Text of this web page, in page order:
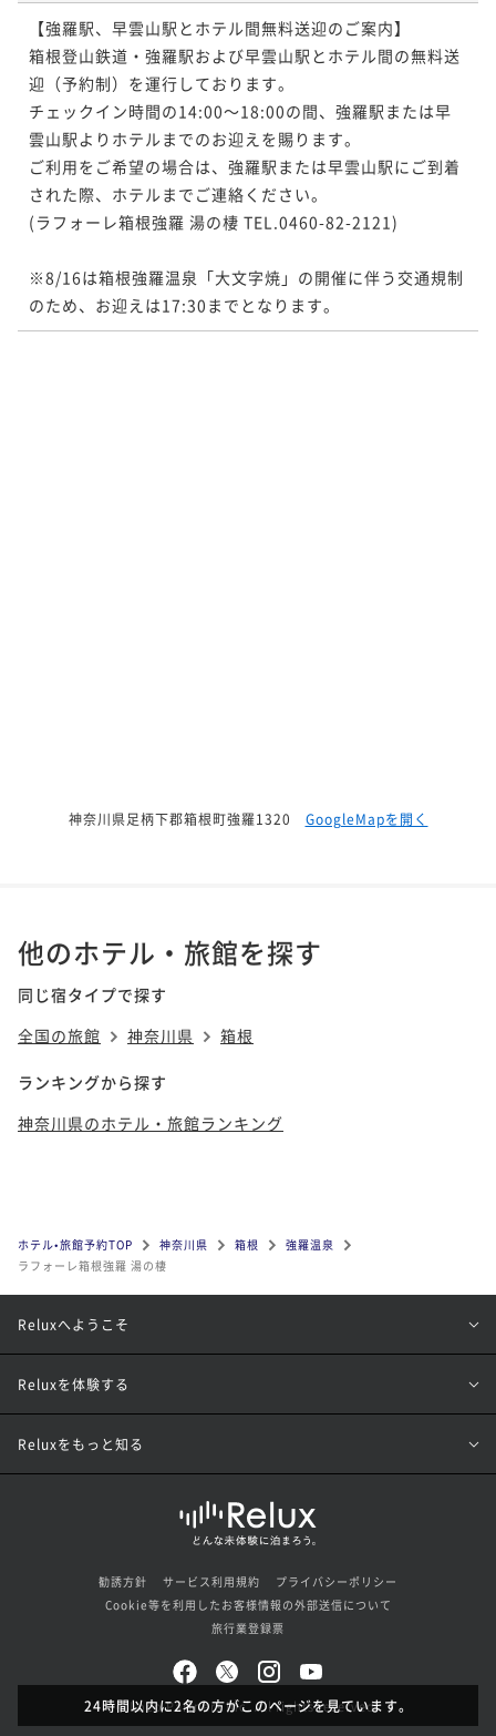
24時間以内に2名の方がこのページを見ています。
【強羅駅、早雲山駅とホテル間無料送迎のご案内】
箱根登山鉄道・強羅駅および早雲山駅とホテル間の無料送
迎（予約制）を運行しております。
チェックイン時間の14:00～18:00の間、強羅駅または早
雲山駅よりホテルまでのお迎えを賜ります。
ご利用をご希望の場合は、強羅駅または早雲山駅にご到着
された際、ホテルまでご連絡ください。
(ラフォーレ箱根強羅 湯の棲 TEL.0460-82-2121)
※8/16は箱根強羅温泉「大文字焼」の開催に伴う交通規制
のため、お迎えは17:30までとなります。
神奈川県足柄下郡箱根町強羅1320 GoogleMapを開く
他のホテル・旅館を探す
同じ宿タイプで探す
全国の旅館
神奈川県 箱根
ランキングから探す
神奈川県のホテル・旅館ランキング
ホテル•旅館予約TOP 神奈川県 箱根
強羅温泉
ラフォーレ箱根強羅 湯の棲
Reluxへようこそ
Reluxを体験する
Reluxをもっと知る
勧誘方針 サービス利用規約
プライバシーポリシー
Cookie等を利用したお客様情報の外部送信について
旅行業登録票
© Loco Partners Inc. All rights reserved.